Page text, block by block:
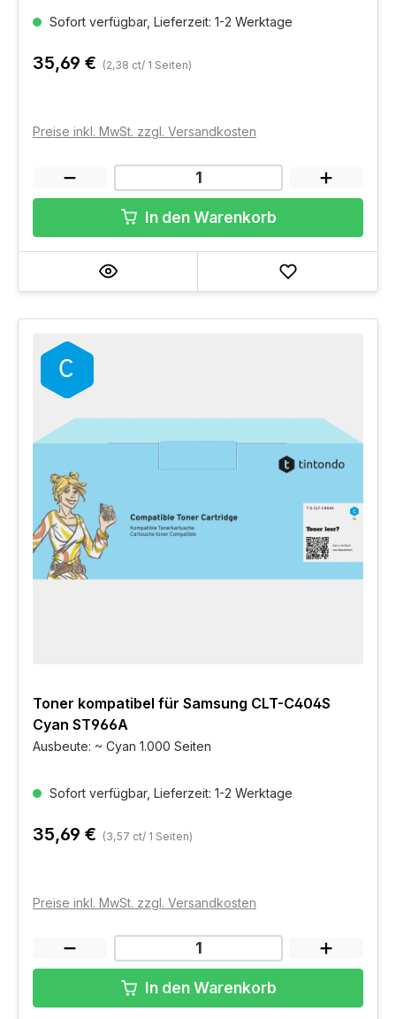
Sofort verfügbar, Lieferzeit: 1-2 Werktage
35,69 € (2,38 ct/ 1 Seiten)
Preise inkl. MwSt. zzgl. Versandkosten
In den Warenkorb
Toner kompatibel für Samsung CLT-C404S
Cyan ST966A
Ausbeute: ~ Cyan 1.000 Seiten
Sofort verfügbar, Lieferzeit: 1-2 Werktage
35,69 € (3,57 ct/ 1 Seiten)
Preise inkl. MwSt. zzgl. Versandkosten
In den Warenkorb